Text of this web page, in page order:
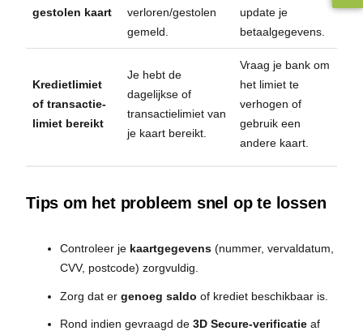
gestolen kaart
verloren/gestolen
gemeld.
update je
betaalgegevens.
Kredietlimiet
of transactie­
limiet bereikt
Je hebt de
dagelijkse of
transactie­limiet van
je kaart bereikt.
Vraag je bank om
het limiet te
verhogen of
gebruik een
andere kaart.
Tips om het probleem snel op te lossen
Controleer je kaartgegevens (nummer, vervaldatum,
CVV, postcode) zorgvuldig.
Zorg dat er genoeg saldo of krediet beschikbaar is.
Rond indien gevraagd de 3D Secure-verificatie af